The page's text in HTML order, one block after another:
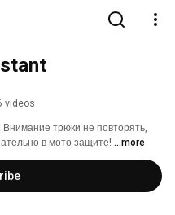
videos
трюки не повторять,
в мото защите! ...more